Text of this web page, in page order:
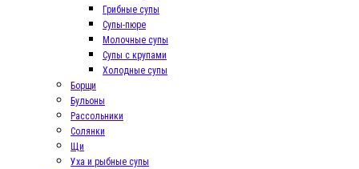
Грибные супы
Супы-пюре
Молочные супы
Супы с крупами
Холодные супы
Борщи
Бульоны
Рассольники
Солянки
Щи
Уха и рыбные супы